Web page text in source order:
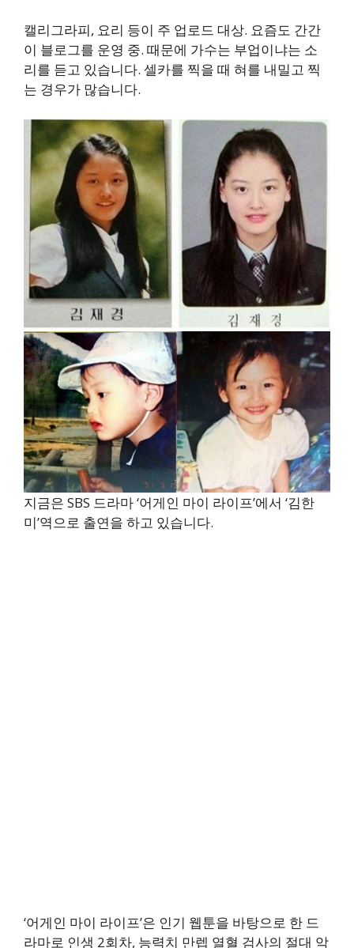
캘리그라피, 요리 등이 주 업로드 대상. 요즘도 간간
이 블로그를 운영 중. 때문에 가수는 부업이냐는 소
리를 듣고 있습니다. 셀카를 찍을 때 혀를 내밀고 찍
는 경우가 많습니다.
지금은 SBS 드라마 ‘어게인 마이 라이프’에서 ‘김한
미’역으로 출연을 하고 있습니다.
‘어게인 마이 라이프’은 인기 웹툰을 바탕으로 한 드
라마로 인생 2회차, 능력치 만렙 열혈 검사의 절대 악